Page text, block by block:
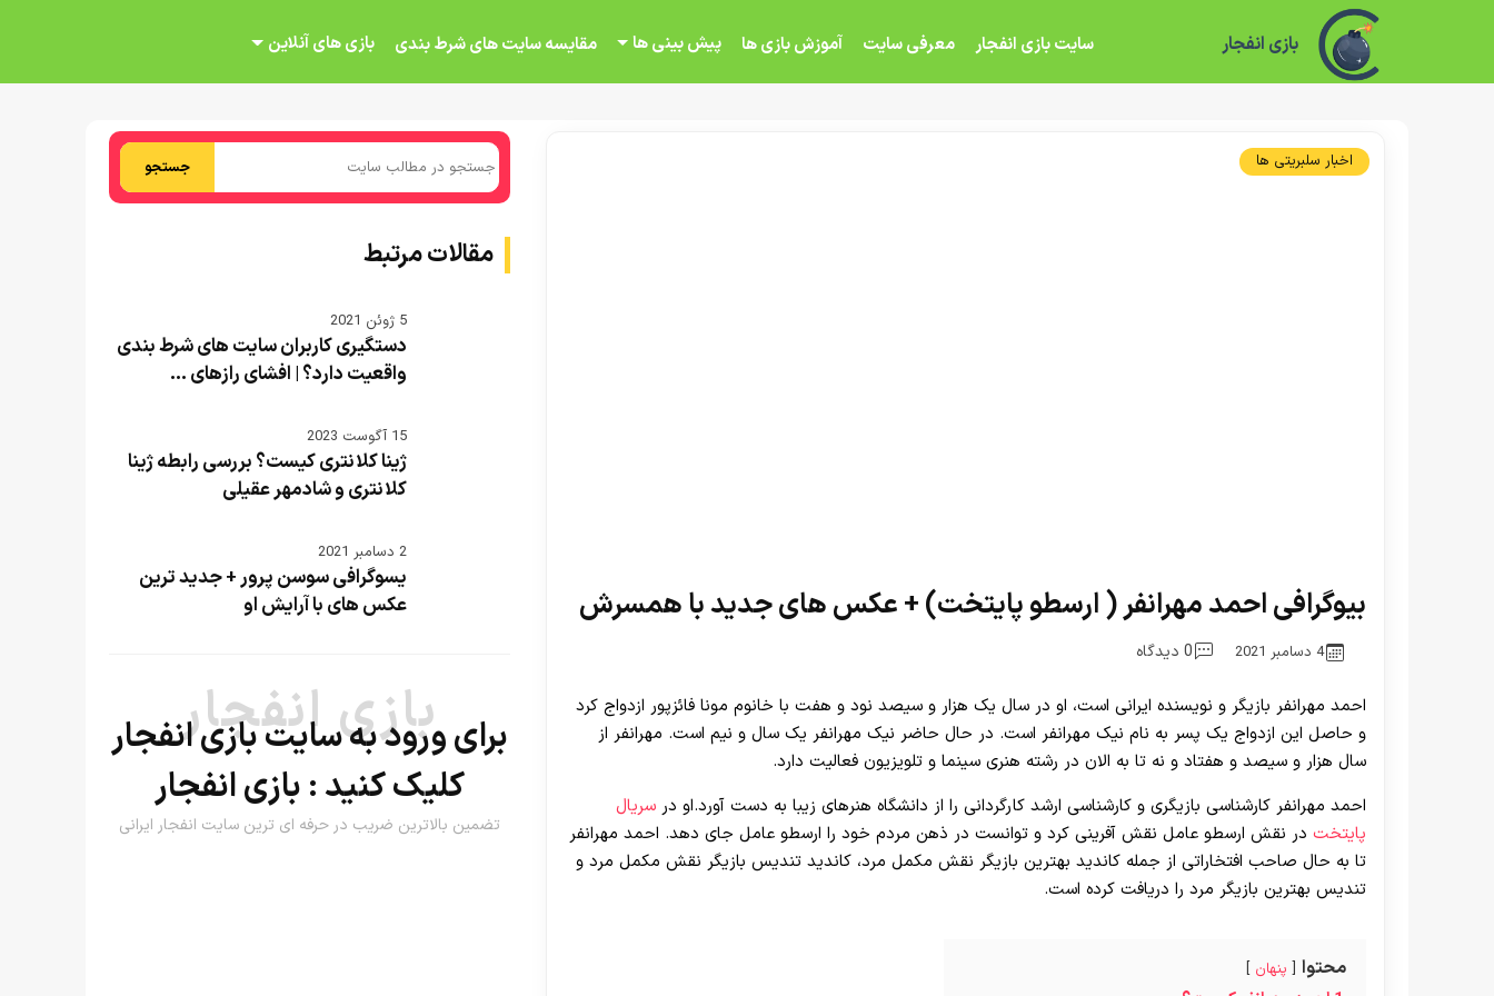
بازی انفجار سایت بازی انفجار معرفی سایت آموزش بازی ها پیش بینی ها مقایسه سایت های شرط بندی بازی های آنلاین
اخبار سلبریتی ها
بیوگرافی احمد مهرانفر ( ارسطو پایتخت) + عکس های جدید با همسرش
4 دسامبر 2021 0 دیدگاه
احمد مهرانفر بازیگر و نویسنده ایرانی است، او در سال یک هزار و سیصد نود و هفت با خانوم مونا فائزپور ازدواج کرد
و حاصل این ازدواج یک پسر به نام نیک مهرانفر است. در حال حاضر نیک مهرانفر یک سال و نیم است. مهرانفر از
سال هزار و سیصد و هفتاد و نه تا به الان در رشته هنری سینما و تلویزیون فعالیت دارد.
احمد مهرانفر کارشناسی بازیگری و کارشناسی ارشد کارگردانی را از دانشگاه هنرهای زیبا به دست آورد.او درسریال
پایتخت در نقش ارسطو عامل نقش آفرینی کرد و توانست در ذهن مردم خود را ارسطو عامل جای دهد. احمد مهرانفر
تا به حال صاحب افتخاراتی از جمله کاندید بهترین بازیگر نقش مکمل مرد، کاندید تندیس بازیگر نقش مکمل مرد و
تندیس بهترین بازیگر مرد را دریافت کرده است.
محتوا پنهان
جستجو
مقالات مرتبط
5 ژوئن 2021
دستگیری کاربران سایت های شرط بندی
واقعیت دارد؟ | افشای رازهای ...
15 آگوست 2023
ژینا کلانتری کیست؟ بررسی رابطه ژینا
کلانتری و شادمهر عقیلی
2 دسامبر 2021
یسوگرافی سوسن پرور + جدید ترین
عکس های با آرایش او
بازی انفجار
برای ورود به سایت بازی انفجار
کلیک کنید : بازی انفجار
تضمین بالاترین ضریب در حرفه ای ترین سایت انفجار ایرانی